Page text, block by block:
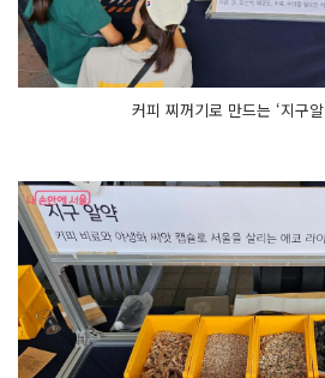
커피 찌꺼기로 만드는 ‘지구